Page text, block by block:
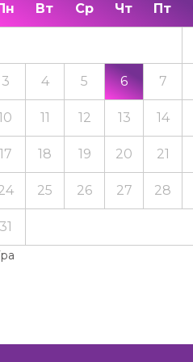
Вт Ср Чт Пт
3 4 5 6 7
11 12 13 14
18 19 20 21
25 26 27 28